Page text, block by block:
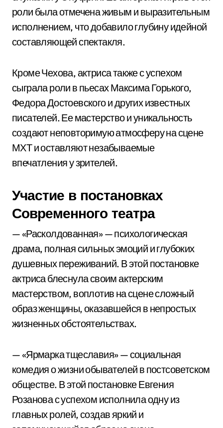
роли была отмечена живым и выразительным
исполнением, что добавило глубину идейной
составляющей спектакля.
Кроме Чехова, актриса также с успехом
сыграла роли в пьесах Максима Горького,
Федора Достоевского и других известных
писателей. Ее мастерство и уникальность
создают неповторимую атмосферу на сцене
МХТ и оставляют незабываемые
впечатления у зрителей.
Участие в постановках
Современного театра
— «Расколдованная» — психологическая
драма, полная сильных эмоций и глубоких
душевных переживаний. В этой постановке
актриса блеснула своим актерским
мастерством, воплотив на сцене сложный
образ женщины, оказавшейся в непростых
жизненных обстоятельствах.
— «Ярмарка тщеславия» — социальная
комедия о жизни обывателей в постсоветском
обществе. В этой постановке Евгения
Розанова с успехом исполнила одну из
главных ролей, создав яркий и